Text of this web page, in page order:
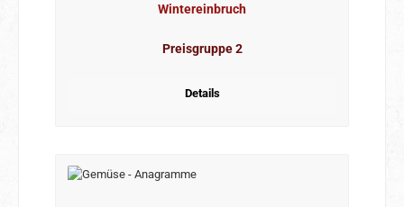
Wintereinbruch
Preisgruppe 2
Details